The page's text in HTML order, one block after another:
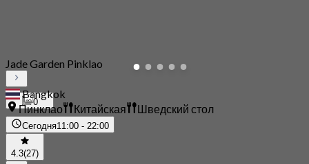
0
Jade Garden Pinklao
Bangkok
Пинклао
Китайская Шведский стол
Сегодня11:00 - 22:00
4.3(27)